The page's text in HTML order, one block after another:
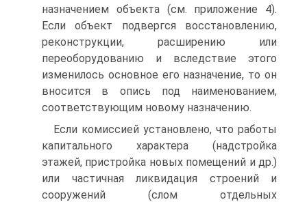
назначением объекта (см. приложение 4).
Если объект подвергся восстановлению,
реконструкции, расширению или
переоборудованию и вследствие этого
изменилось основное его назначение, то он
вносится в опись под наименованием,
соответствующим новому назначению.
Если комиссией установлено, что работы
капитального характера (надстройка
этажей, пристройка новых помещений и др.)
или частичная ликвидация строений и
сооружений (слом отдельных